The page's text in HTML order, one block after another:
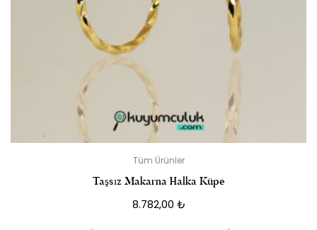
Tüm Ürünler
Taşsız Makarna Halka Küpe
8.782,00 ₺